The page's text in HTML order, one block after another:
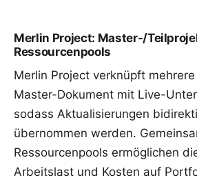
Merlin Project: Master-/
Ressourcenpools
Merlin Project verknüpft
Master-Dokument mit Live-
sodass Aktualisierungen
übernommen werden.
Ressourcenpools ermöglichen
Arbeitslast und Kosten auf